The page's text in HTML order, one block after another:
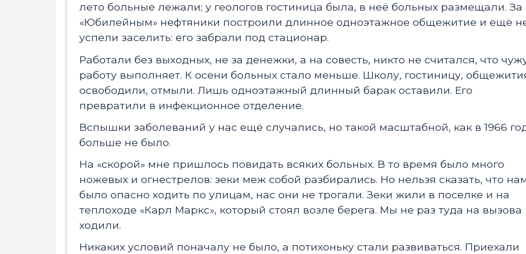
лето больные лежали; у геологов гостиница была, в неё больных размещали. За
«Юбилейным» нефтяники построили длинное одноэтажное общежитие и ещё
успели заселить: его забрали под стационар.
Работали без выходных, не за денежки, а на совесть, никто не считался, что
работу выполняет. К осени больных стало меньше. Школу, гостиницу,
освободили, отмыли. Лишь одноэтажный длинный барак оставили. Его
превратили в инфекционное отделение.
Вспышки заболеваний у нас ещё случались, но такой масштабной, как в 1966
больше не было.
На «скорой» мне пришлось повидать всяких больных. В то время было много
ножевых и огнестрелов: зеки меж собой разбирались. Но нельзя сказать, что
было опасно ходить по улицам, нас они не трогали. Зеки жили в поселке и на
теплоходе «Карл Маркс», который стоял возле берега. Мы не раз туда на вызова
ходили.
Никаких условий поначалу не было, а потихоньку стали развиваться. Приехали